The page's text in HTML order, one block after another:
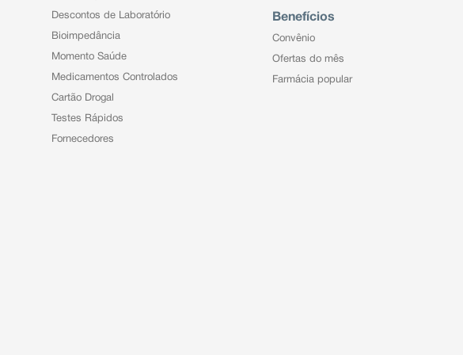
Descontos de Laboratório
Bioimpedância
Momento Saúde
Medicamentos Controlados
Cartão Drogal
Testes Rápidos
Fornecedores
Benefícios
Convênio
Ofertas do mês
Farmácia popular